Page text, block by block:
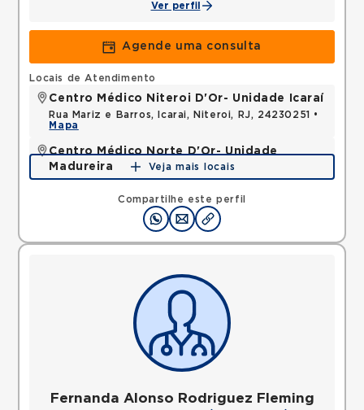
Ver perfil
Agende uma consulta
Compartilhe este perfil
Locais de Atendimento
Centro Médico Niteroi D'Or- Unidade Icaraí
Rua Mariz e Barros, Icarai, Niteroi, RJ, 24230251 •
Mapa
Centro Médico Norte D'Or- Unidade
Madureira
Rua Soares Caldeira, Madureira, Rio de Janeiro, RJ,
Mapa
Veja mais locais
Fernanda Alonso Rodriguez Fleming